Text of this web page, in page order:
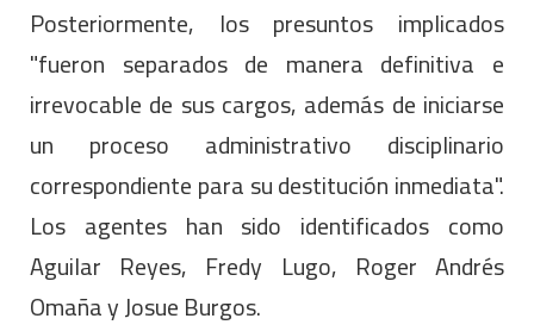
Posteriormente, los presuntos implicados
"fueron separados de manera definitiva e
irrevocable de sus cargos, además de iniciarse
un proceso administrativo disciplinario
correspondiente para su destitución inmediata".
Los agentes han sido identificados como
Aguilar Reyes, Fredy Lugo, Roger Andrés
Omaña y Josue Burgos.